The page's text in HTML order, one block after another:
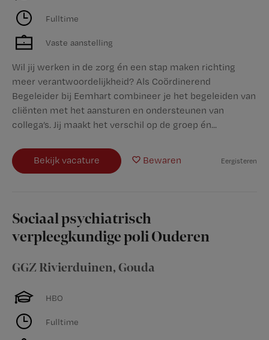
Fulltime
Vaste aanstelling
Wil jij werken in de zorg én een stap maken richting
meer verantwoordelijkheid? Als Coördinerend
Begeleider bij Eemhart combineer je het begeleiden van
cliënten met het aansturen en ondersteunen van
collega’s. Jij maakt het verschil op de groep én...
Bekijk vacature Bewaren Eergisteren
Sociaal psychiatrisch
verpleegkundige poli Ouderen
GGZ Rivierduinen, Gouda
HBO
Fulltime